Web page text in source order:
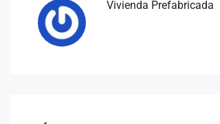
Vivienda Prefabricada